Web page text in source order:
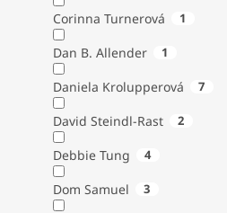
Corinna Turnerová 1
Dan B. Allender 1
Daniela Krolupperová 7
David Steindl-Rast 2
Debbie Tung 4
Dom Samuel 3